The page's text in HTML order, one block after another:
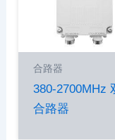
合路器
380-2700MHz
合路器